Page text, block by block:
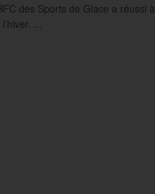
des Sports de Glace a réussi à
...